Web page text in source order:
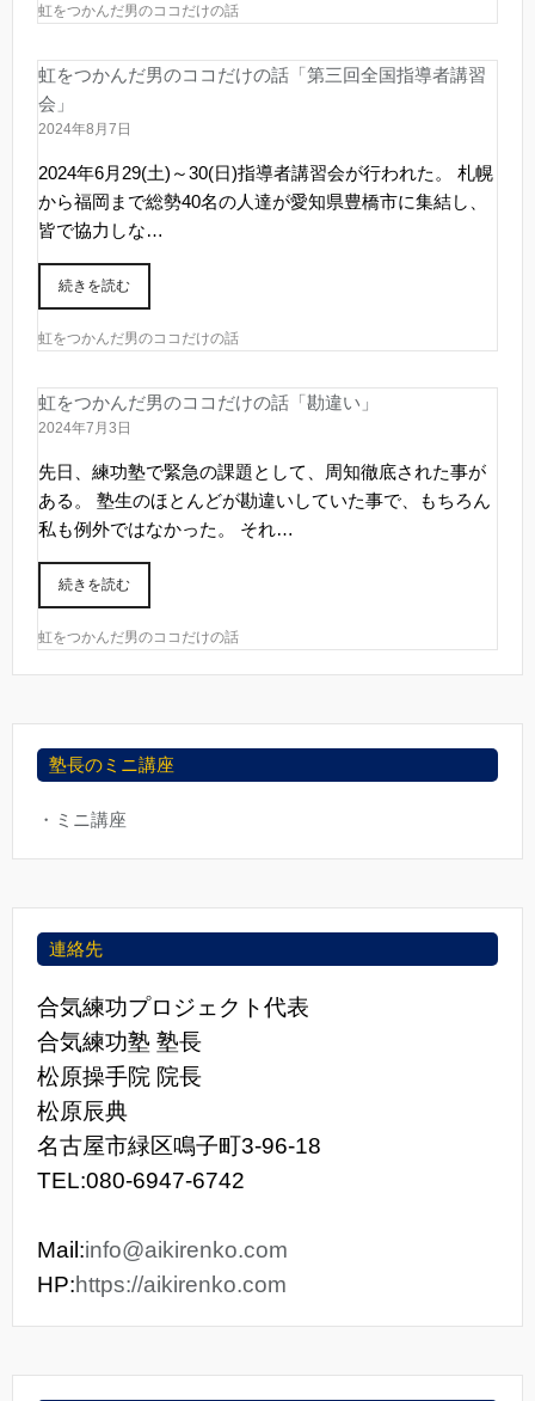
虹をつかんだ男のココだけの話
虹をつかんだ男のココだけの話「第三回全国指導者講習
会」
2024年8月7日
2024年6月29(土)～30(日)指導者講習会が行われた。 札幌
から福岡まで総勢40名の人達が愛知県豊橋市に集結し、
皆で協力しな…
続きを読む
虹をつかんだ男のココだけの話
虹をつかんだ男のココだけの話「勘違い」
2024年7月3日
先日、練功塾で緊急の課題として、周知徹底された事が
ある。 塾生のほとんどが勘違いしていた事で、もちろん
私も例外ではなかった。 それ…
続きを読む
虹をつかんだ男のココだけの話
塾長のミニ講座
・ミニ講座
連絡先
合気練功プロジェクト代表
合気練功塾 塾長
松原操手院 院長
松原辰典
名古屋市緑区鳴子町3-96-18
TEL:080-6947-6742
Mail:info@aikirenko.com
HP:https://aikirenko.com